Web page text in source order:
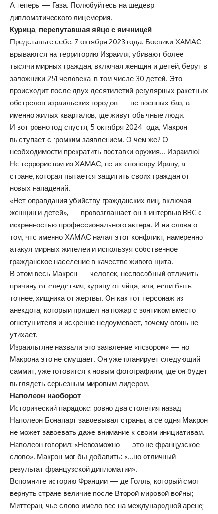
А теперь — Газа. Полюбуйтесь на шедевр
дипломатического лицемерия.
Курица, перепутавшая яйцо с яичницей
Представьте себе: 7 октября 2023 года. Боевики ХАМАС
врываются на территорию Израиля, убивают более
тысячи мирных граждан, включая женщин и детей, берут в
заложники 251 человека, в том числе 30 детей. Это
происходит после двух десятилетий регулярных ракетных
обстрелов израильских городов — не военных баз, а
именно жилых кварталов, где живут обычные люди.
И вот ровно год спустя, 5 октября 2024 года, Макрон
выступает с громким заявлением. О чем же? О
необходимости прекратить поставки оружия… Израилю!
Не террористам из ХАМАС, не их спонсору Ирану, а
стране, которая пытается защитить своих граждан от
новых нападений.
«Нет оправдания убийству гражданских лиц, включая
женщин и детей», — провозглашает он в интервью BBC с
искренностью профессионального актера. И ни слова о
том, что именно ХАМАС начал этот конфликт, намеренно
атакуя мирных жителей и используя собственное
гражданское население в качестве живого щита.
В этом весь Макрон — человек, неспособный отличить
причину от следствия, курицу от яйца, или, если быть
точнее, хищника от жертвы. Он как тот персонаж из
анекдота, который пришел на пожар с зонтиком вместо
огнетушителя и искренне недоумевает, почему огонь не
утихает.
Израильтяне назвали это заявление «позором» — но
Макрона это не смущает. Он уже планирует следующий
саммит, уже готовится к новым фотографиям, где он будет
выглядеть серьезным мировым лидером.
Наполеон наоборот
Исторический парадокс: ровно два столетия назад
Наполеон Бонапарт завоевывал страны, а сегодня Макрон
не может завоевать даже внимание к своим инициативам.
Наполеон говорил: «Невозможно — это не французское
слово». Макрон мог бы добавить: «…но отличный
результат французской дипломатии».
Вспомните историю Франции — де Голль, который смог
вернуть стране величие после Второй мировой войны;
Миттеран, чье слово имело вес на международной арене;